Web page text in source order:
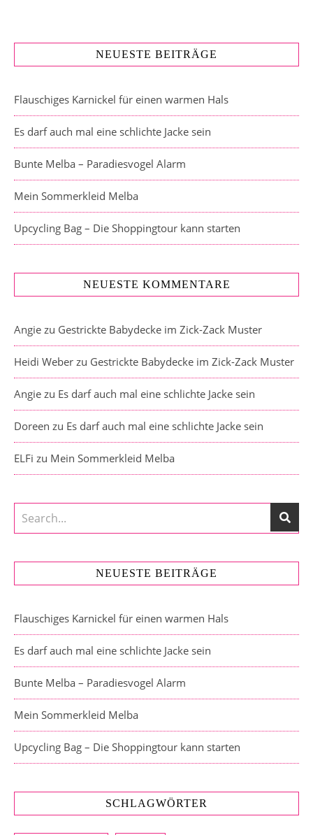
NEUESTE BEITRÄGE
Flauschiges Karnickel für einen warmen Hals
Es darf auch mal eine schlichte Jacke sein
Bunte Melba – Paradiesvogel Alarm
Mein Sommerkleid Melba
Upcycling Bag – Die Shoppingtour kann starten
NEUESTE KOMMENTARE
Angie zu Gestrickte Babydecke im Zick-Zack Muster
Heidi Weber zu Gestrickte Babydecke im Zick-Zack Muster
Angie zu Es darf auch mal eine schlichte Jacke sein
Doreen zu Es darf auch mal eine schlichte Jacke sein
ELFi zu Mein Sommerkleid Melba
NEUESTE BEITRÄGE
Flauschiges Karnickel für einen warmen Hals
Es darf auch mal eine schlichte Jacke sein
Bunte Melba – Paradiesvogel Alarm
Mein Sommerkleid Melba
Upcycling Bag – Die Shoppingtour kann starten
SCHLAGWÖRTER